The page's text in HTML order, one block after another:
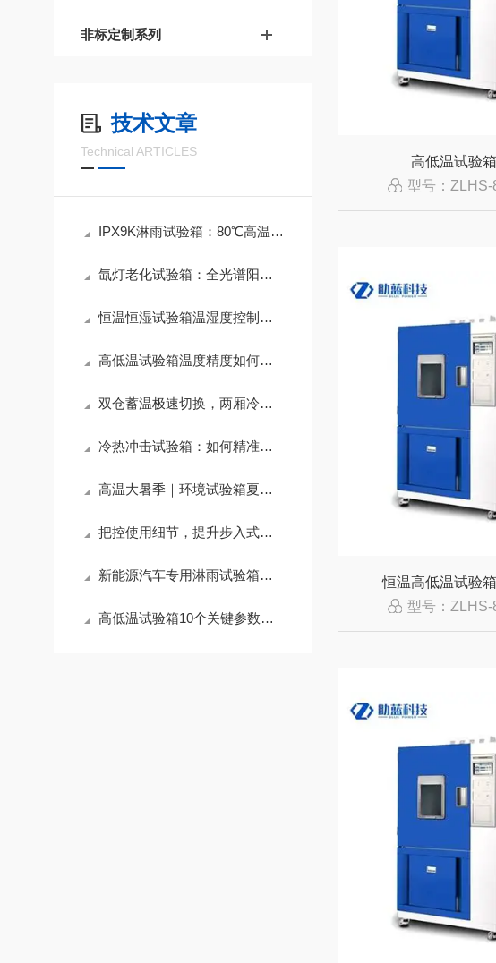
非标定制系列
技术文章
Technical ARTICLES
IPX9K淋雨试验箱：80℃高温高压喷淋下如何精准考核外壳防护等级？
氙灯老化试验箱：全光谱阳光模拟如何精准加速材料耐候性测试？
恒温恒湿试验箱温湿度控制精度如何保障？选型三要素与夏季运维要点
高低温试验箱温度精度如何保障？三项关键指标与运维要点解析
双仓蓄温极速切换，两厢冷热冲击试验箱复刻极端温变应力
冷热冲击试验箱：如何精准模拟剧烈温度变化，验证产品可靠性？
高温大暑季｜环境试验箱夏季防过载、防故障使用与运维指南
把控使用细节，提升步入式高低温试验箱测试精度
新能源汽车专用淋雨试验箱：电池包与整车IP防水检测方案
高低温试验箱10个关键参数帮你避开90%的采购坑
高低温试验
型号：ZLHS-
恒温高低温试验
型号：ZLHS-